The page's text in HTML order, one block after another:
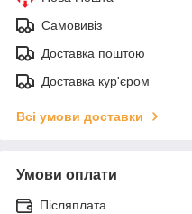
Самовивіз
Доставка поштою
Доставка кур'єром
Всі умови доставки
Умови оплати
Післяплата